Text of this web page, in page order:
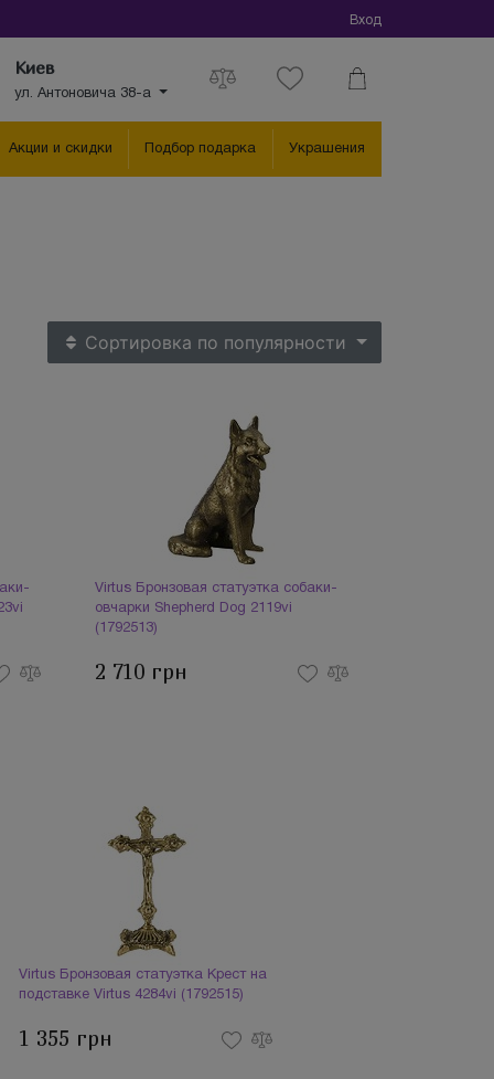
Вход
Киев
ул. Антоновича 38-а
Акции и скидки Подбор подарка Украшения
Сортировка по популярности
Virtus Бронзовая статуэтка собаки-
овчарки Shepherd Dog 2119vi
(1792513)
2 710 грн
Virtus Бронзовая статуэтка Крест на
подставке Virtus 4284vi (1792515)
1 355 грн